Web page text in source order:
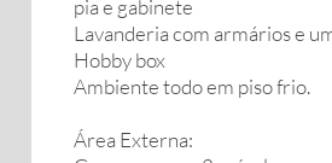
pia e gabinete
Lavanderia com armários e
Hobby box
Ambiente todo em piso frio.
Área Externa: